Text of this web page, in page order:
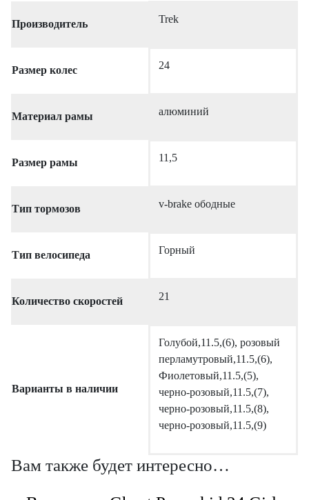
Производитель Trek
Размер колес 24
Материал рамы алюминий
Размер рамы 11,5
Тип тормозов v-brake ободные
Тип велосипеда Горный
Количество скоростей 21
Варианты в наличии
Голубой,11.5,(6), розовый
перламутровый,11.5,(6),
Фиолетовый,11.5,(5),
черно-розовый,11.5,(7),
черно-розовый,11.5,(8),
черно-розовый,11.5,(9)
Вам также будет интересно…